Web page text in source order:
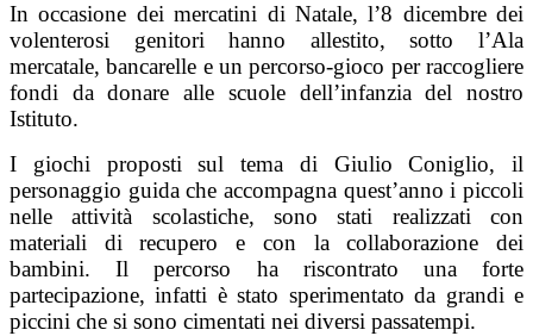
In occasione dei mercatini di Natale, l’8 dicembre dei
volenterosi genitori hanno allestito, sotto l’Ala
mercatale, bancarelle e un percorso-gioco per raccogliere
fondi da donare alle scuole dell’infanzia del nostro
Istituto.
I giochi proposti sul tema di Giulio Coniglio, il
personaggio guida che accompagna quest’anno i piccoli
nelle attività scolastiche, sono stati realizzati con
materiali di recupero e con la collaborazione dei
bambini. Il percorso ha riscontrato una forte
partecipazione, infatti è stato sperimentato da grandi e
piccini che si sono cimentati nei diversi passatempi.